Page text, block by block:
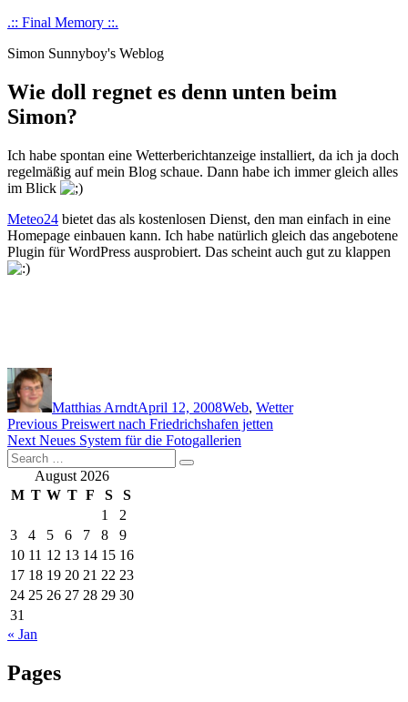
Skip
content
.:: Final Memory ::.
Simon Sunnyboy's Weblog
Wie doll regnet es denn unten beim
Simon?
Ich habe spontan eine Wetterberichtanzeige installiert, da ich ja doch
regelmäßig auf mein Blog schaue. Dann habe ich immer gleich alles
im Blick
Meteo24 bietet das als kostenlosen Dienst, den man einfach in eine
Homepage einbauen kann. Ich habe natürlich gleich das angebotene
Plugin für WordPress ausprobiert. Das scheint auch gut zu klappen
Author
Matthias ArndtApril 12, 2008Web, Wetter
Post
navigation
Previous Previous
post:
Preiswert nach Friedrichshafen jetten
Next Next
post:
Neues System für die Fotogallerien
Search
for:
Search
August 2026
M T W T F S
S
1
2
3
4 5 6 7 8
9
10 11 12 13 14 15 16
17 18 19 20 21 22 23
24 25 26 27 28 29 30
31
« Jan
Pages